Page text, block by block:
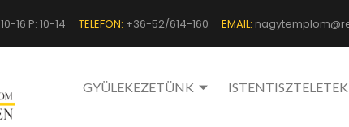
16 P: 10-14 TELEFON: +36-52/614-160 EMAIL:
GYÜLEKEZETÜNK ISTENTISZTELETEK